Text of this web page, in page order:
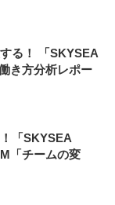
る！ 「SKYSEA
き方分析レポー
「SKYSEA
「チームの変